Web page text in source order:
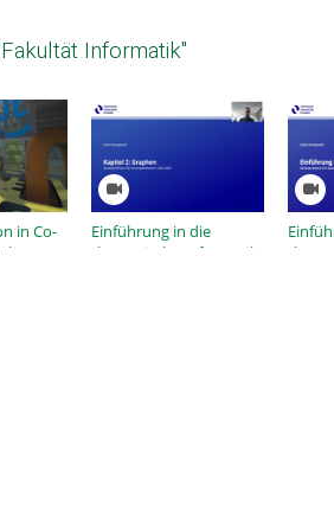
Informatik"
in Co-
Einführung in die
theoretische Informatik,